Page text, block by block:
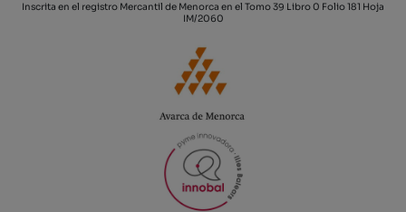
Inscrita en el registro Mercantil de Menorca en el Tomo 39 Libro 0 Folio 181 Hoja
IM/2060